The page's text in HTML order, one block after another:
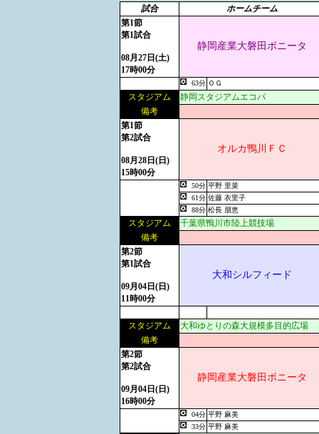
試合
ホームチーム
第1節
第1試合
08月27日(土)
17時00分
静岡産業大磐田ボニータ
63分 ＯＧ
スタジアム
静岡スタジアムエコパ
備考
第1節
第2試合
08月28日(日)
15時00分
オルカ鴨川ＦＣ
50分 平野 里菜
61分 佐藤 衣里子
88分 松長 朋恵
スタジアム
千葉県鴨川市陸上競技場
備考
第2節
第1試合
09月04日(日)
11時00分
大和シルフィード
スタジアム
大和ゆとりの森大規模多目的広場
備考
第2節
第2試合
09月04日(日)
16時00分
静岡産業大磐田ボニータ
04分 平野 麻美
33分 平野 麻美